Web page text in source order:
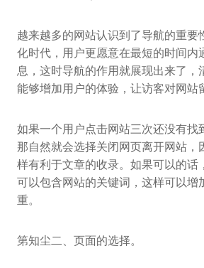
越来越多的网站认识到了导航的重要
化时代，用户更愿意在最短的时间内
息，这时导航的作用就展现出来了，
能够增加用户的体验，让访客对网站
如果一个用户点击网站三次还没有找
那自然就会选择关闭网页离开网站，
样有利于文章的收录。如果可以的话
可以包含网站的关键词，这样可以增
重。
第知尘二、页面的选择。